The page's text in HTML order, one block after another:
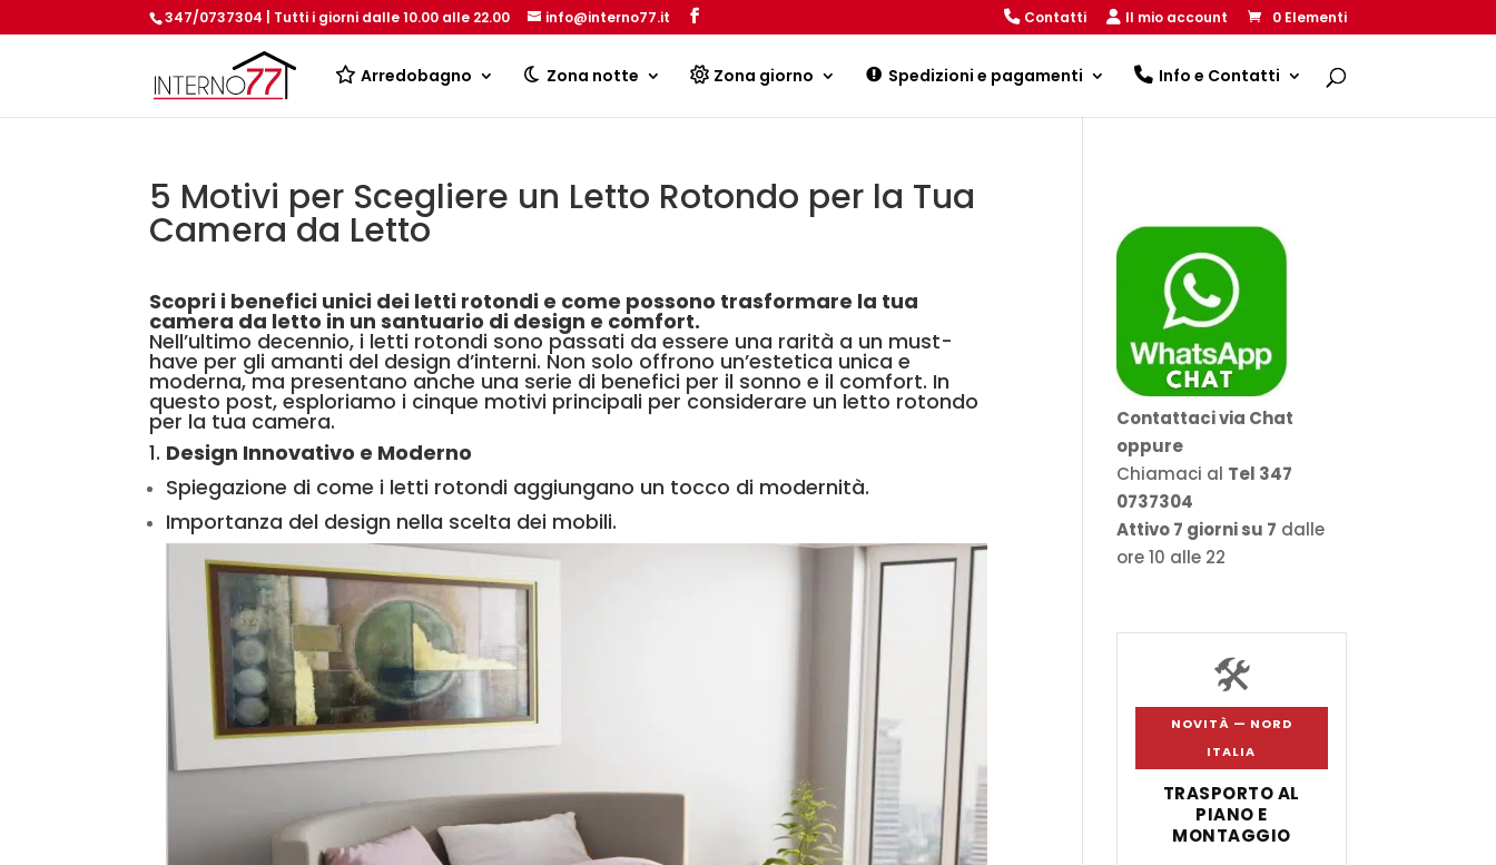
347/0737304 | Tutti i giorni dalle 10.00 alle 22.00 info@interno77.it Contatti Il mio account 0 Elementi
Arredobagno Zona notte Zona giorno Spedizioni e pagamenti Info e Contatti
Products
5 Motivi per Scegliere un Letto Rotondo per la Tua
Camera da Letto
Scopri i benefici unici dei letti rotondi e come possono trasformare la tua
camera da letto in un santuario di design e comfort.
Nell’ultimo decennio, i letti rotondi sono passati da essere una rarità a un must-
have per gli amanti del design d’interni. Non solo offrono un’estetica unica e
moderna, ma presentano anche una serie di benefici per il sonno e il comfort. In
questo post, esploriamo i cinque motivi principali per considerare un letto rotondo
per la tua camera.
1. Design Innovativo e Moderno
Spiegazione di come i letti rotondi aggiungano un tocco di modernità.
Importanza del design nella scelta dei mobili.
Contattaci via Chat
oppure
Chiamaci al Tel 347
0737304
Attivo 7 giorni su 7 dalle
ore 10 alle 22
🛠️
NOVITÀ — NORD
ITALIA
TRASPORTO AL
PIANO E
MONTAGGIO